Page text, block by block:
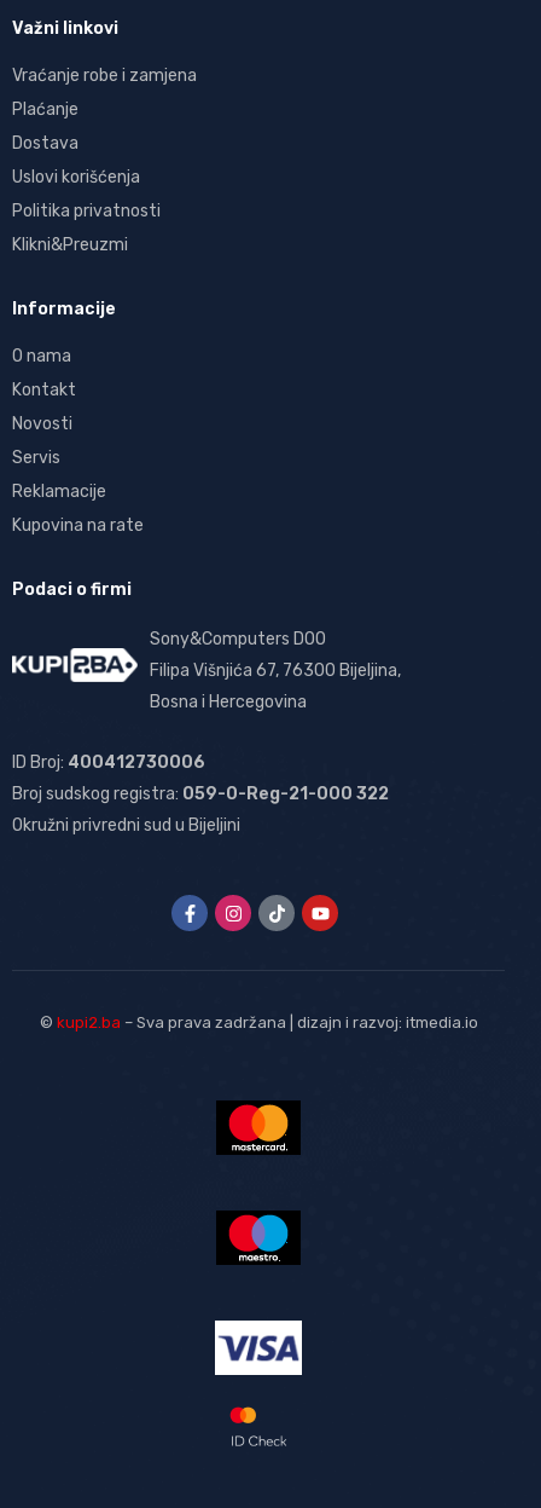
Važni linkovi
Vraćanje robe i zamjena
Plaćanje
Dostava
Uslovi korišćenja
Politika privatnosti
Klikni&Preuzmi
Informacije
O nama
Kontakt
Novosti
Servis
Reklamacije
Kupovina na rate
Podaci o firmi
Sony&Computers DOO
Filipa Višnjića 67, 76300 Bijeljina,
Bosna i Hercegovina
ID Broj: 400412730006
Broj sudskog registra: 059-0-Reg-21-000 322
Okružni privredni sud u Bijeljini
© kupi2.ba – Sva prava zadržana | dizajn i razvoj: itmedia.io